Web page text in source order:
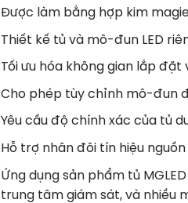
Được làm bằng hợp kim
Thiết kế tủ và mô-đun LED
Tối ưu hóa không gian lắp đặt
Cho phép tùy chỉnh mô-đun
Yêu cầu độ chính xác của tủ
Hỗ trợ nhân đôi tín hiệu
Ứng dụng sản phẩm tủ
trung tâm giám sát, và nhiều